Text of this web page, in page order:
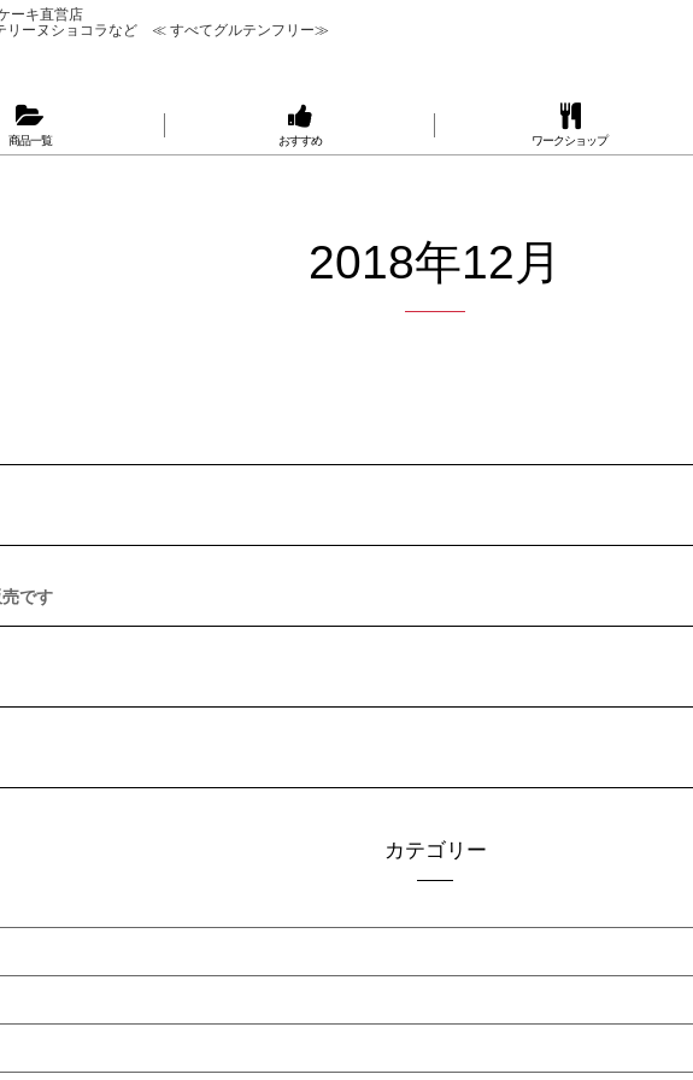
ーキ直営店
リーヌショコラなど ≪ すべてグルテンフリー≫
商品一覧 おすすめ ワークショップ
2018年12月
です
カテゴリー